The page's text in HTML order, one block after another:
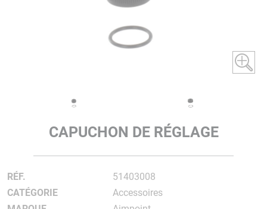
CAPUCHON DE RÉGLAGE
RÉF.
51403008
CATÉGORIE
Accessoires